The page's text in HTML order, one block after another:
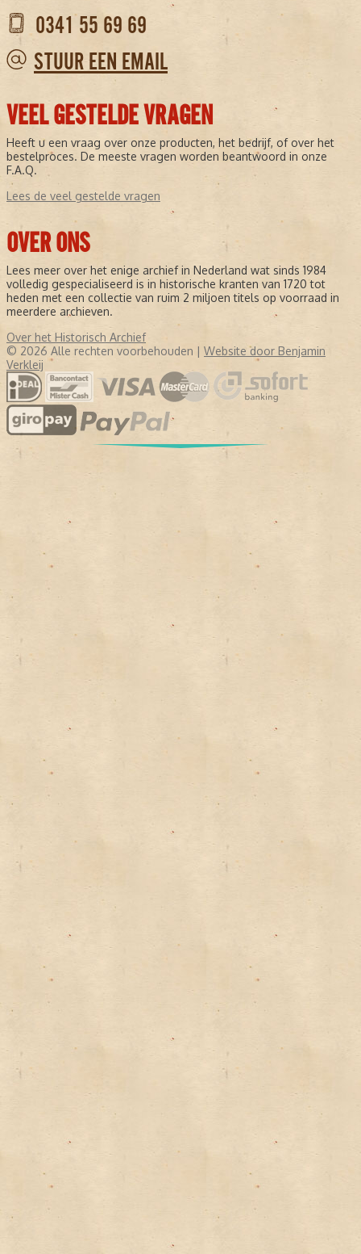
0341 55 69 69
STUUR EEN EMAIL
VEEL GESTELDE VRAGEN
Heeft u een vraag over onze producten, het bedrijf, of over het
bestelproces. De meeste vragen worden beantwoord in onze
F.A.Q.
Lees de veel gestelde vragen
OVER ONS
Lees meer over het enige archief in Nederland wat sinds 1984
volledig gespecialiseerd is in historische kranten van 1720 tot
heden met een collectie van ruim 2 miljoen titels op voorraad in
meerdere archieven.
Over het Historisch Archief
© 2026 Alle rechten voorbehouden | Website door Benjamin
Verkleij